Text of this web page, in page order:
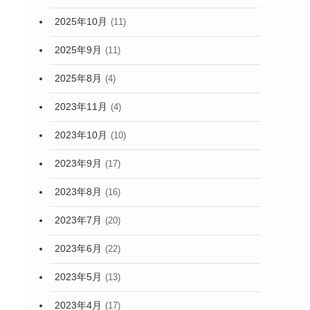
2025年10月 (11)
2025年9月 (11)
2025年8月 (4)
2023年11月 (4)
2023年10月 (10)
2023年9月 (17)
2023年8月 (16)
2023年7月 (20)
2023年6月 (22)
2023年5月 (13)
2023年4月 (17)